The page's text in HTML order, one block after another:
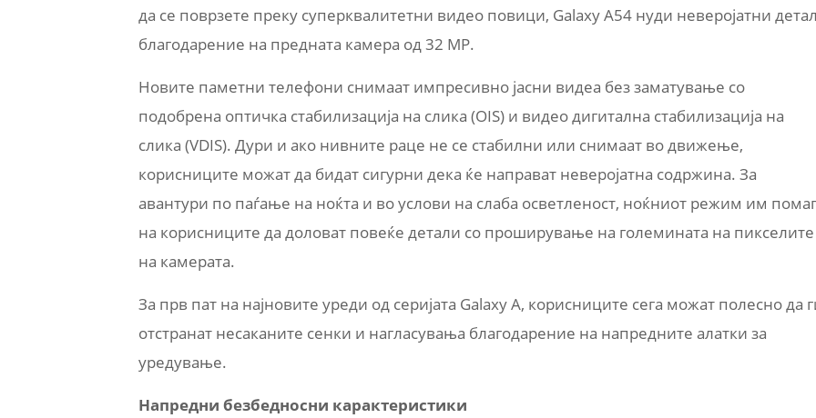
да се поврзете преку суперквалитетни видео повици, Galaxy A54 нуди неверојатни
благодарение на предната камера од 32 MP.
Новите паметни телефони снимаат импресивно јасни видеа без заматување со
подобрена оптичка стабилизација на слика (OIS) и видео дигитална стабилизација на
слика (VDIS). Дури и ако нивните раце не се стабилни или снимаат во движење,
корисниците можат да бидат сигурни дека ќе направат неверојатна содржина. За
авантури по паѓање на ноќта и во услови на слаба осветленост, ноќниот режим им
на корисниците да доловат повеќе детали со проширување на големината на пикселите
на камерата.
За прв пат на најновите уреди од серијата Galaxy A, корисниците сега можат полесно да
отстранат несаканите сенки и нагласувања благодарение на напредните алатки за
уредување.
Напредни безбедносни карактеристики